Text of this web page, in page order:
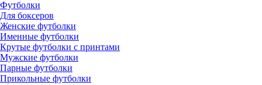
Футболки
Для боксеров
Женские футболки
Именные футболки
Крутые футболки с принтами
Мужские футболки
Парные футболки
Прикольные футболки